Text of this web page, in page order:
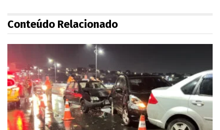
Conteúdo Relacionado